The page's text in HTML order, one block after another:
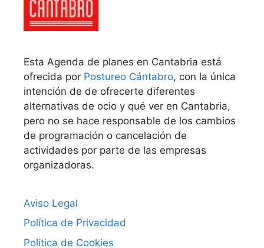
Esta Agenda de planes en Cantabria está
ofrecida por Postureo Cántabro, con la única
intención de de ofrecerte diferentes
alternativas de ocio y qué ver en Cantabria,
pero no se hace responsable de los cambios
de programación o cancelación de
actividades por parte de las empresas
organizadoras.
Aviso Legal
Política de Privacidad
Política de Cookies